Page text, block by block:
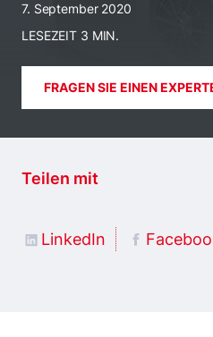
7. September 2020
LESEZEIT 3 MIN.
FRAGEN SIE EINEN
Teilen mit
LinkedIn